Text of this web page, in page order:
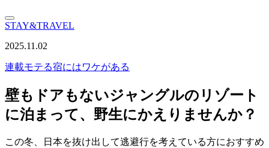
STAY&TRAVEL
2025.11.02
連載モテる宿にはワケがある
壁もドアもないジャングルのリゾート
に泊まって、野生にかえりませんか？
この冬、日本を抜け出して逃避行を考えている方におすすめ